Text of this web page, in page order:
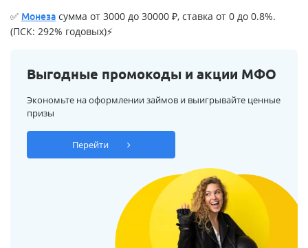
✅ Монеза сумма от 3000 до 30000 ₽, ставка от 0 до 0.8%.
(ПСК: 292% годовых)⚡
Выгодные промокоды и акции МФО
Экономьте на оформлении займов и выигрывайте ценные
призы
Перейти